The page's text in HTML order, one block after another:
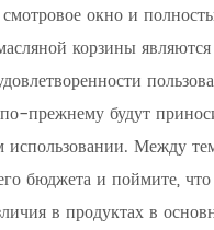
окно и
корзины
прежнему будут
использовании. Между
бюджета и поймите,
в продуктах в